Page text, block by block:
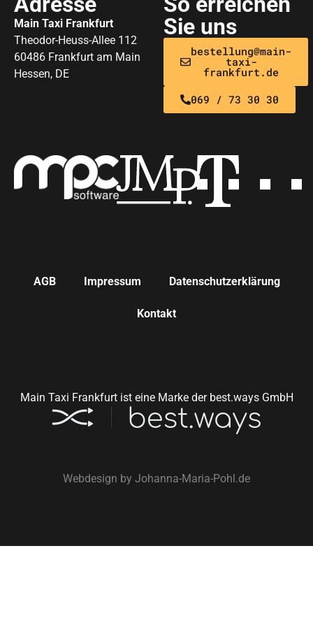
Main Taxi Frankfurt
Theodor-Heuss-Allee 112
60486 Frankfurt am Main
Hessen, DE
Sie uns
bestellung@main-
taxi-
frankfurt.de
069 / 73 30 30
AGB Impressum Datenschutzerklärung
Kontakt
Main Taxi Frankfurt ist eine Marke der best.ways GmbH
Webdesign by Johanna-Maria-Pohl.de